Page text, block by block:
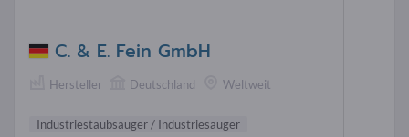
C. & E. Fein GmbH
Hersteller Deutschland Weltweit
Industriestaubsauger / Industriesauger